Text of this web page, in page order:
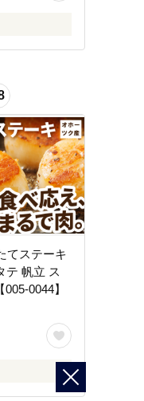
てステーキ
テ 帆立 ス
0044】